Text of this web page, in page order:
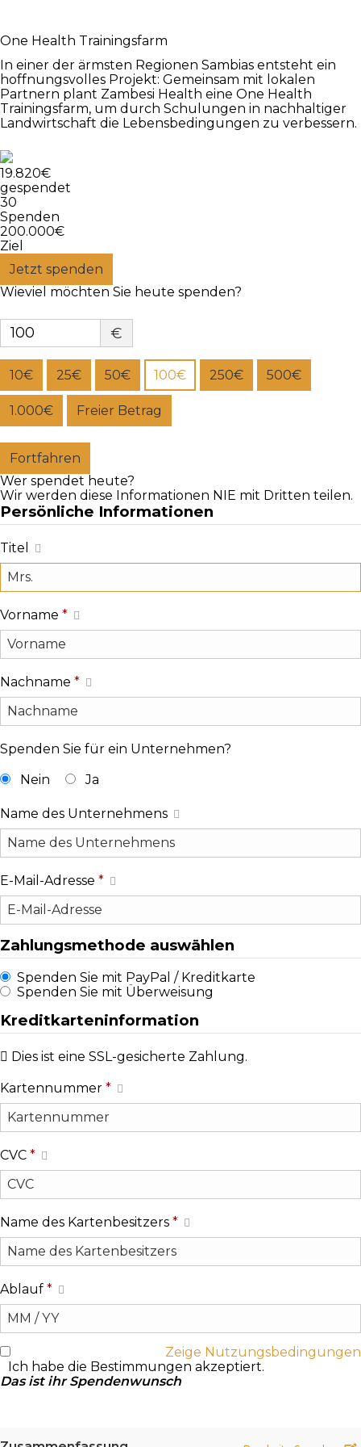
One Health Trainingsfarm
In einer der ärmsten Regionen Sambias entsteht ein
hoffnungsvolles Projekt: Gemeinsam mit lokalen
Partnern plant Zambesi Health eine One Health
Trainingsfarm, um durch Schulungen in nachhaltiger
Landwirtschaft die Lebensbedingungen zu verbessern.
19.820€
gespendet
30
Spenden
200.000€
Ziel
Jetzt spenden
Wieviel möchten Sie heute spenden?
€
10€ 25€ 50€ 100€ 250€ 500€
1.000€ Freier Betrag
Fortfahren
Wer spendet heute?
Wir werden diese Informationen NIE mit Dritten teilen.
Persönliche Informationen
Titel
Vorname *
Nachname *
Spenden Sie für ein Unternehmen?
Nein
Ja
Name des Unternehmens
E-Mail-Adresse *
Zahlungsmethode auswählen
Spenden Sie mit PayPal / Kreditkarte
Spenden Sie mit Überweisung
Kreditkarteninformation
Dies ist eine SSL-gesicherte Zahlung.
Kartennummer *
CVC *
Name des Kartenbesitzers *
Ablauf *
Zeige Nutzungsbedingungen
Ich habe die Bestimmungen akzeptiert.
Das ist ihr Spendenwunsch